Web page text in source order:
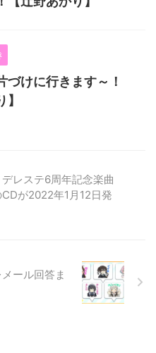
づけに行きます～！
デレステ6周年記念楽曲
CDが2022年1月12日発
ール回答ま